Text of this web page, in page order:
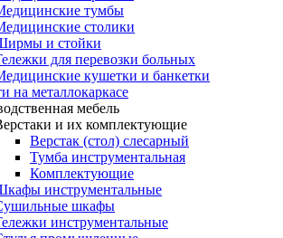
тумбы
столики
и стойки
для перевозки больных
кушетки и банкетки
на металлокаркасе
мебель
и их комплектующие
Верстак (стол) слесарный
Тумба инструментальная
Комплектующие
инструментальные
шкафы
инструментальные